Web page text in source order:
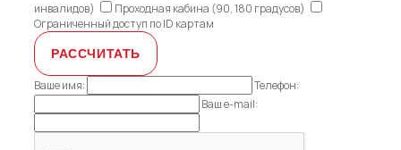
инвалидов)
Проходная кабина (90, 180 градусов)
Ограниченный доступ по ID картам
Ваше имя:
Телефон:
Ваш e-mail: